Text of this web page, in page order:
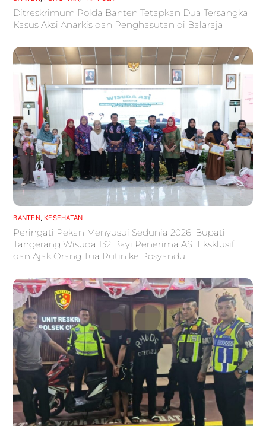
Ditreskrimum Polda Banten Tetapkan Dua Tersangka
Kasus Aksi Anarkis dan Penghasutan di Balaraja
BANTEN, KESEHATAN
Peringati Pekan Menyusui Sedunia 2026, Bupati
Tangerang Wisuda 132 Bayi Penerima ASI Eksklusif
dan Ajak Orang Tua Rutin ke Posyandu